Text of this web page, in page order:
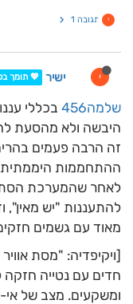
י תגובה 1
י ישיר 💖 תומך
שלמה456
בכללי
היבשה ולא מהסעת
זה הרבה פעמים
ההתחממות היממתית
לאחר שהמערכת
להתעננות "יש מאין",
מאוד עם גשמים
[ויקיפדיה: "מסת
חדים עם נטייה חזקה
ומשקעים. מצב של אי-